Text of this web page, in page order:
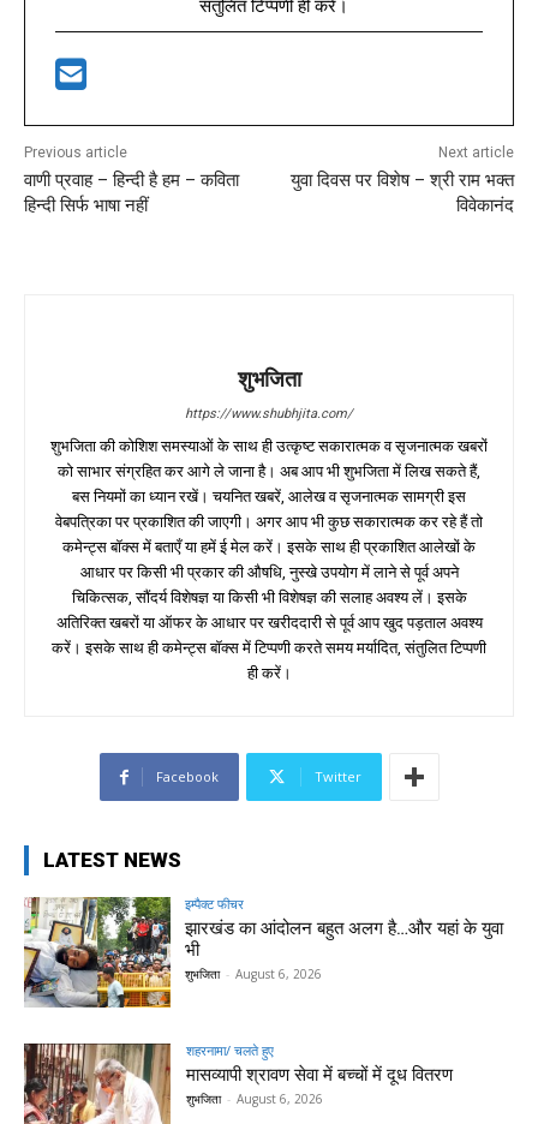
संतुलित टिप्पणी ही करें।
Previous article
वाणी प्रवाह – हिन्दी है हम – कविता
हिन्दी सिर्फ भाषा नहीं
Next article
युवा दिवस पर विशेष – श्री राम भक्त
विवेकानंद
शुभजिता
https://www.shubhjita.com/
शुभजिता की कोशिश समस्याओं के साथ ही उत्कृष्ट सकारात्मक व सृजनात्मक खबरों
को साभार संग्रहित कर आगे ले जाना है। अब आप भी शुभजिता में लिख सकते हैं,
बस नियमों का ध्यान रखें। चयनित खबरें, आलेख व सृजनात्मक सामग्री इस
वेबपत्रिका पर प्रकाशित की जाएगी। अगर आप भी कुछ सकारात्मक कर रहे हैं तो
कमेन्ट्स बॉक्स में बताएँ या हमें ई मेल करें। इसके साथ ही प्रकाशित आलेखों के
आधार पर किसी भी प्रकार की औषधि, नुस्खे उपयोग में लाने से पूर्व अपने
चिकित्सक, सौंदर्य विशेषज्ञ या किसी भी विशेषज्ञ की सलाह अवश्य लें। इसके
अतिरिक्त खबरों या ऑफर के आधार पर खरीददारी से पूर्व आप खुद पड़ताल अवश्य
करें। इसके साथ ही कमेन्ट्स बॉक्स में टिप्पणी करते समय मर्यादित, संतुलित टिप्पणी
ही करें।
Facebook Twitter
LATEST NEWS
इम्पैक्ट फीचर
झारखंड का आंदोलन बहुत अलग है…और यहां के युवा
भी
शुभजिता - August 6, 2026
शहरनामा/ चलते हुए
मासव्यापी श्रावण सेवा में बच्चों में दूध वितरण
शुभजिता - August 6, 2026